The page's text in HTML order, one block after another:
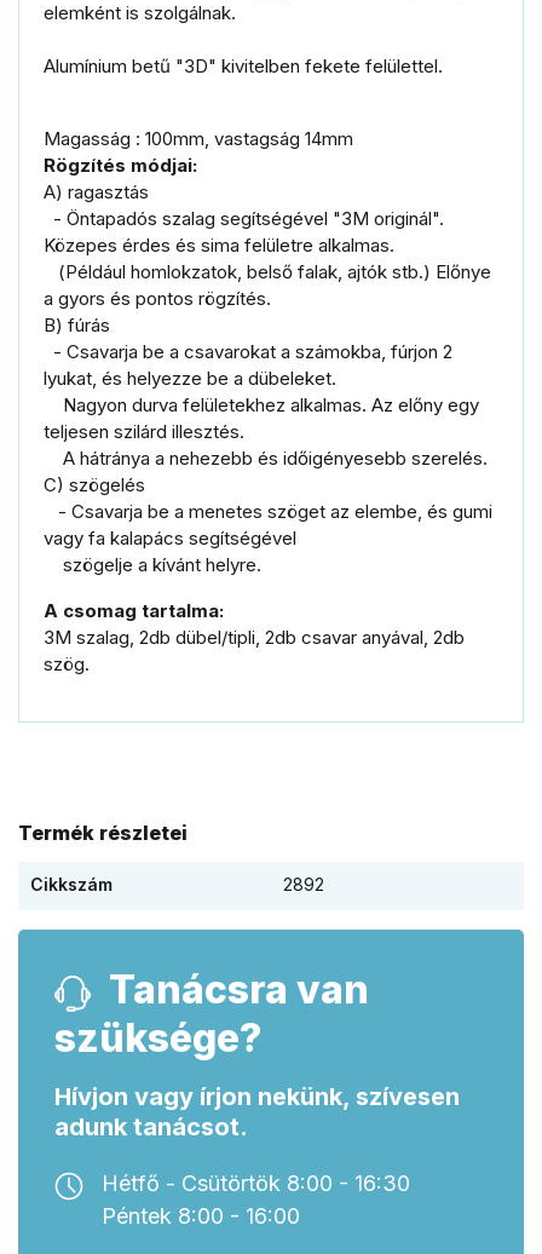
elemként is szolgálnak.
Alumínium betű "3D" kivitelben fekete felülettel.
Magasság : 100mm, vastagság 14mm
Rögzítés módjai:
A) ragasztás
- Öntapadós szalag segítségével "3M originál".
Közepes érdes és sima felületre alkalmas.
(Például homlokzatok, belső falak, ajtók stb.) Előnye
a gyors és pontos rögzítés.
B) fúrás
- Csavarja be a csavarokat a számokba, fúrjon 2
lyukat, és helyezze be a dübeleket.
Nagyon durva felületekhez alkalmas. Az előny egy
teljesen szilárd illesztés.
A hátránya a nehezebb és időigényesebb szerelés.
C) szögelés
- Csavarja be a menetes szöget az elembe, és gumi
vagy fa kalapács segítségével
szögelje a kívánt helyre.
A csomag tartalma:
3M szalag, 2db dübel/tipli, 2db csavar anyával, 2db
szög.
Termék részletei
Cikkszám 2892
Tanácsra van
szüksége?
Hívjon vagy írjon nekünk, szívesen
adunk tanácsot.
Hétfő - Csütörtök 8:00 - 16:30
Péntek 8:00 - 16:00